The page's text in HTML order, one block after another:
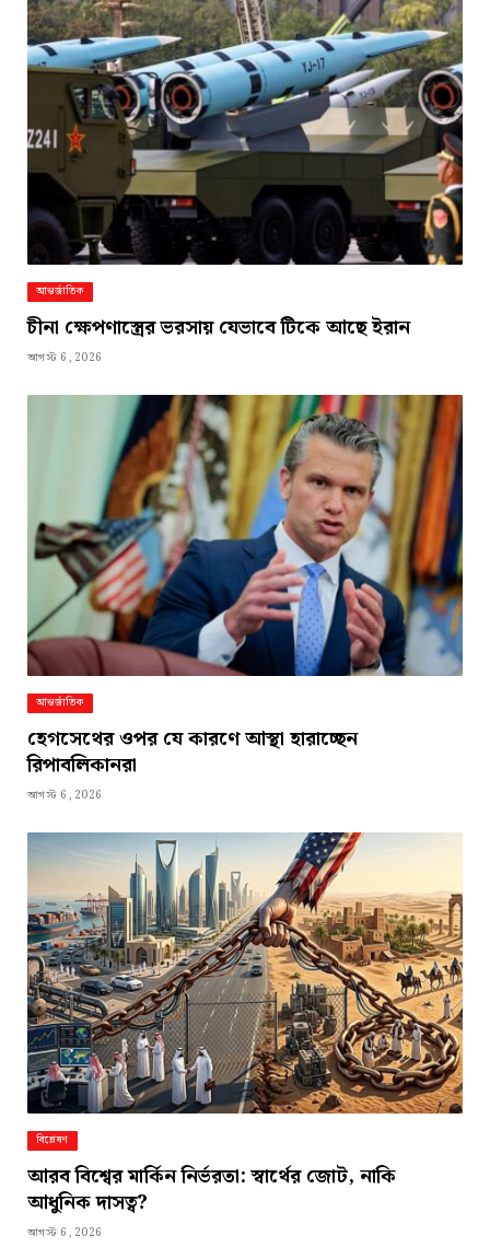
আন্তর্জাতিক
চীনা ক্ষেপণাস্ত্রের ভরসায় যেভাবে টিকে আছে ইরান
আগস্ট 6, 2026
আন্তর্জাতিক
হেগসেথের ওপর যে কারণে আস্থা হারাচ্ছেন
রিপাবলিকানরা
আগস্ট 6, 2026
বিশ্লেষণ
আরব বিশ্বের মার্কিন নির্ভরতা: স্বার্থের জোট, নাকি
আধুনিক দাসত্ব?
আগস্ট 6, 2026